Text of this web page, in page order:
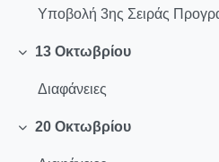
Collapse
13 Οκτωβρίου
Διαφάνειες
Collapse
20 Οκτωβρίου